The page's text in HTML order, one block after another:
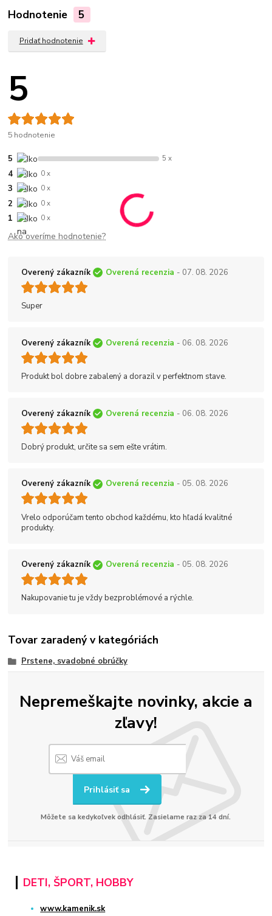
Hodnotenie 5
Pridať hodnotenie
5
5 hodnotenie
5 5 x
4 0 x
3 0 x
2 0 x
1 0 x
Ako overíme hodnotenie?
Overený zákazník Overená recenzia - 07. 08. 2026
Super
Overený zákazník Overená recenzia - 06. 08. 2026
Produkt bol dobre zabalený a dorazil v perfektnom stave.
Overený zákazník Overená recenzia - 06. 08. 2026
Dobrý produkt, určite sa sem ešte vrátim.
Overený zákazník Overená recenzia - 05. 08. 2026
Vrelo odporúčam tento obchod každému, kto hľadá kvalitné
produkty.
Overený zákazník Overená recenzia - 05. 08. 2026
Nakupovanie tu je vždy bezproblémové a rýchle.
Tovar zaradený v kategóriách
Prstene, svadobné obrúčky
Nepremeškajte novinky, akcie a
zľavy!
Prihlásiť sa
Môžete sa kedykoľvek odhlásiť. Zasielame raz za 14 dní.
DETI, ŠPORT, HOBBY
www.kamenik.sk